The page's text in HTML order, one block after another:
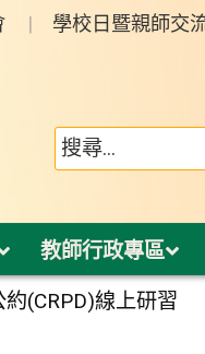
學校日暨親師交
教師行政專區
(CRPD)線上研習